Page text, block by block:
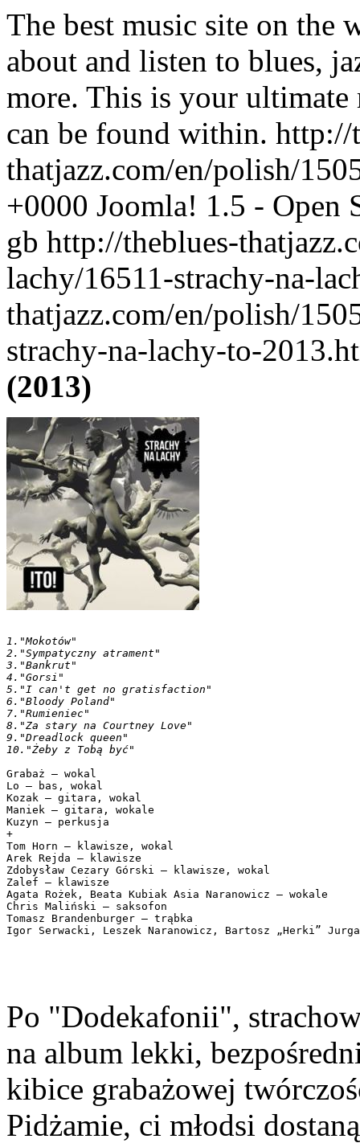
The best music site on the
about and listen to blues,
more. This is your ultimate
can be found within. http://
thatjazz.com/en/polish/
+0000 Joomla! 1.5 - Open
gb http://theblues-
lachy/16511-strachy-na-
thatjazz.com/en/polish/
strachy-na-lachy-to-
(2013)
1."Mokotów"
2."Sympatyczny atrament"
3."Bankrut"
4."Gorsi"
5."I can't get no gratisfaction"
6."Bloody Poland"
7."Rumieniec"
8."Za stary na Courtney Love"
9."Dreadlock queen"
Grabaż – wokal
Lo – bas, wokal
Kozak – gitara, wokal
Maniek – gitara, wokale
Kuzyn – perkusja
+
Tom Horn – klawisze, wokal
Arek Rejda – klawisze
Zdobysław Cezary Górski – klawisze, wokal
Zalef – klawisze
Agata Rożek, Beata Kubiak Asia Naranowicz – wokale
Chris Maliński – saksofon
Tomasz Brandenburger – trąbka
Po "Dodekafonii",
na album lekki,
kibice grabażowej
Pidżamie, ci młodsi